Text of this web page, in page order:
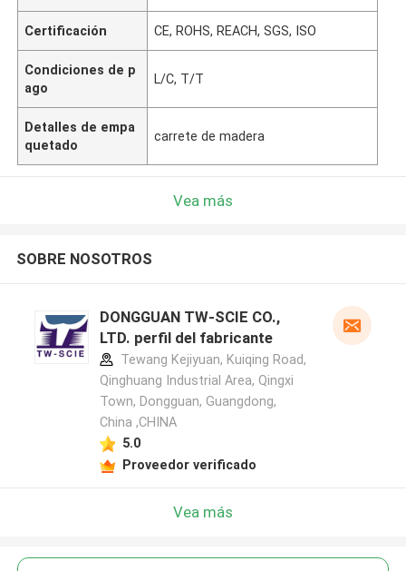
Certificación CE, ROHS, REACH, SGS, ISO
Condiciones de p
ago
L/C, T/T
Detalles de empa
quetado
carrete de madera
Vea más
SOBRE NOSOTROS
DONGGUAN TW-SCIE CO.,
LTD. perfil del fabricante
Tewang Kejiyuan, Kuiqing Road,
Qinghuang Industrial Area, Qingxi
Town, Dongguan, Guangdong,
China ,CHINA
5.0
Proveedor verificado
Vea más